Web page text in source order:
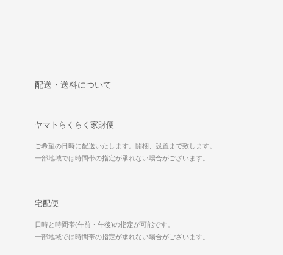
配送・送料について
ヤマトらくらく家財便
ご希望の日時に配送いたします。開梱、設置まで致します。
一部地域では時間帯の指定が承れない場合がございます。
宅配便
日時と時間帯(午前・午後)の指定が可能です。
一部地域では時間帯の指定が承れない場合がございます。